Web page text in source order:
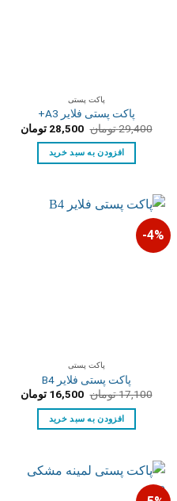
پاکت پستی
پاکت پستی فلایر A3+
29,400تومان قیمت
اصلی:
29,400 تومان
بود.
28,500 تومانقیمت
فعلی:
افزودن به سبد خرید
4%-
پاکت پستی
پاکت پستی فلایر B4
17,100تومان قیمت
اصلی:
17,100 تومان
بود.
16,500 تومانقیمت
افزودن به سبد خرید